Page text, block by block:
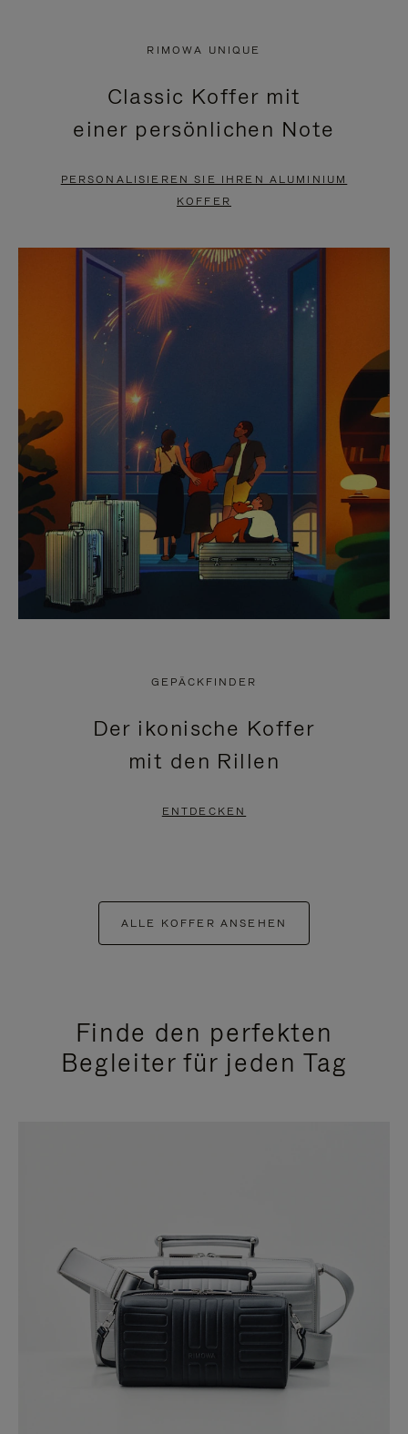
PAUSIERT,
BITTE
DRÜCKEN
ANZUHALTEN
KLICKEN
SIE
ZUM
AUFHEBEN
STUMMSCHALTUNG
RIMOWA UNIQUE
Classic Koffer mit
einer persönlichen Note
PERSONALISIEREN SIE IHREN ALUMINIUM
KOFFER
GEPÄCKFINDER
Der ikonische Koffer
mit den Rillen
ENTDECKEN
ALLE KOFFER ANSEHEN
Finde den perfekten
Begleiter für jeden Tag